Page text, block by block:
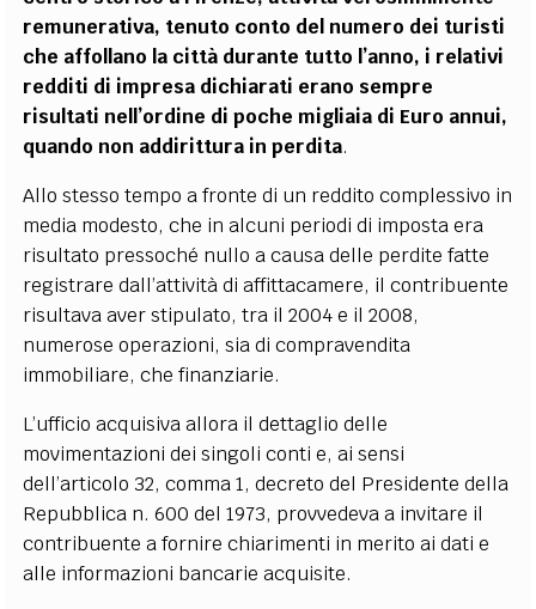
remunerativa, tenuto conto del numero dei turisti
che affollano la città durante tutto l’anno, i relativi
redditi di impresa dichiarati erano sempre
risultati nell’ordine di poche migliaia di Euro annui,
quando non addirittura in perdita.
Allo stesso tempo a fronte di un reddito complessivo in
media modesto, che in alcuni periodi di imposta era
risultato pressoché nullo a causa delle perdite fatte
registrare dall’attività di affittacamere, il contribuente
risultava aver stipulato, tra il 2004 e il 2008,
numerose operazioni, sia di compravendita
immobiliare, che finanziarie.
L’ufficio acquisiva allora il dettaglio delle
movimentazioni dei singoli conti e, ai sensi
dell’articolo 32, comma 1, decreto del Presidente della
Repubblica n. 600 del 1973, provvedeva a invitare il
contribuente a fornire chiarimenti in merito ai dati e
alle informazioni bancarie acquisite.